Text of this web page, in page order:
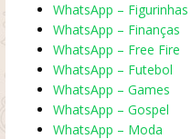
WhatsApp – Figurinhas
WhatsApp – Finanças
WhatsApp – Free Fire
WhatsApp – Futebol
WhatsApp – Games
WhatsApp – Gospel
WhatsApp – Moda